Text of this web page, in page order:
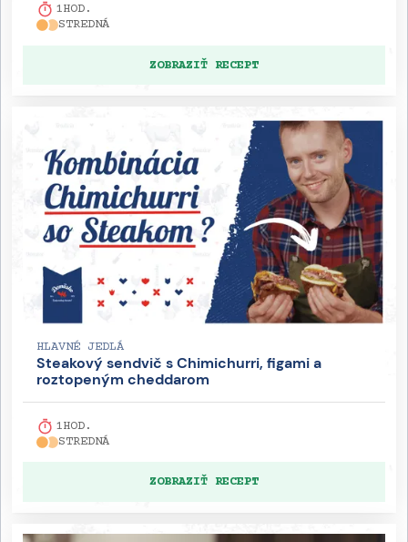
1HOD.
STREDNÁ
ZOBRAZIŤ RECEPT
HLAVNÉ JEDLÁ
Steakový sendvič s Chimichurri, figami a
roztopeným cheddarom
1HOD.
STREDNÁ
ZOBRAZIŤ RECEPT